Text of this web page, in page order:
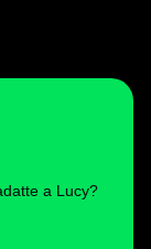
a Lucy?